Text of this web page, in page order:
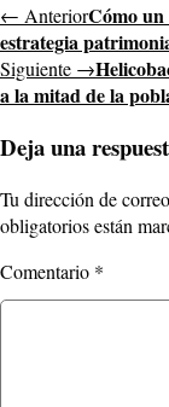
← AnteriorCómo
estrategia
Siguiente →
a la mitad de la
Deja una
Tu dirección de
obligatorios están
Comentario *